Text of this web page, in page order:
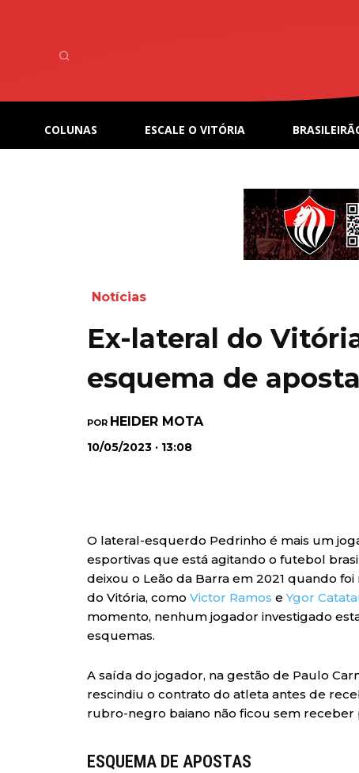
COLUNAS ESCALE O VITÓRIA
Notícias
Ex-lateral do
esquema de
POR HEIDER MOTA
10/05/2023 · 13:08
O lateral-esquerdo Pedrinho é mais um
esportivas que está agitando o futebol
deixou o Leão da Barra em 2021 quando
do Vitória, como Victor Ramos eYgor
momento, nenhum jogador investigado
esquemas.
A saída do jogador, na gestão de Paulo
rescindiu o contrato do atleta antes de
rubro-negro baiano não ficou sem receber
ESQUEMA DE APOSTAS